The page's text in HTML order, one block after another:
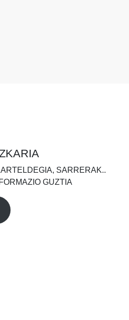
SARRERAK..
GUZTIA